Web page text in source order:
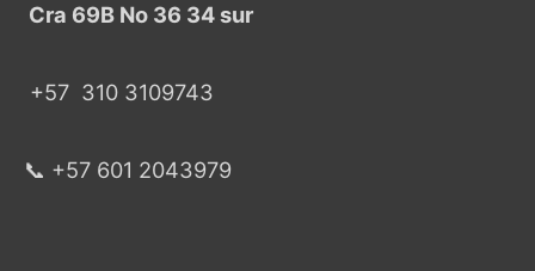
Cra 69B No 36 34 sur
+57 310 3109743
📞 +57 601 2043979